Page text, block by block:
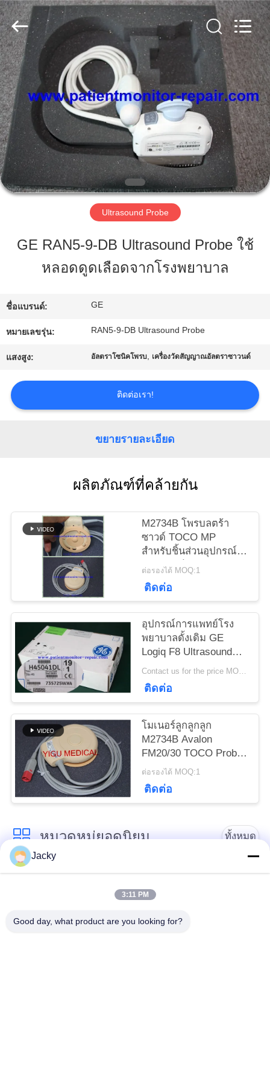
บ้าน
สินค้า
วิดีโอ
ทัวร์
โรงงาน
การ
ควบคุม
เรา
NEWS
แผนผัง
เว็บไซต์
PRIVACY
POLICY
-
2026
Guangzhou
YIGU
Medical
Equipment
Service
Co.,Ltd.
All
Rights
Reserved.
Ultrasound Probe
GE RAN5-9-DB Ultrasound Probe ใช้
หลอดดูดเลือดจากโรงพยาบาล
ชื่อแบรนด์: GE
หมายเลขรุ่น: RAN5-9-DB Ultrasound Probe
แสงสูง: อัลตราโซนิคโพรบ, เครื่องวัดสัญญาณอัลตราซาวนด์
ติดต่อเรา!
ขยายรายละเอียด
ผลิตภัณฑ์ที่คล้ายกัน
M2734B โพรบลตร้า
ซาวด์ TOCO MP
สำหรับชิ้นส่วนอุปกรณ์
การแพทย์สภาพ
ต่อรองได้ MOQ:1
ติดต่อ
อุปกรณ์การแพทย์โรง
พยาบาลดั้งเดิม GE
Logiq F8 Ultrasound
SC-RS Probe
Contact us for the price MOQ:1
ติดต่อ
โมเนอร์ลูกลูกลูก
M2734B Avalon
FM20/30 TOCO Probe
ด้วยการรับประกัน 90 วัน
ต่อรองได้ MOQ:1
ติดต่อ
หมวดหมู่ยอดนิยม ทั้งหมด
การตรวจสอบผู้ป่วย ซ่อมโมดูล MMS
สำหรับผู้ป่วย
ป่วย
Jacky
3:11 PM
Good day, what product are you looking for?